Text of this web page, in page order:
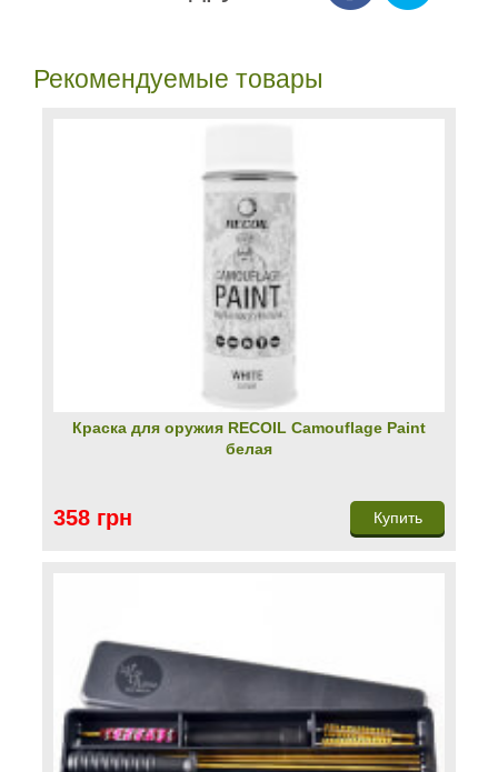
Рекомендуемые товары
Краска для оружия RECOIL Camouflage Paint
белая
358 грн Купить